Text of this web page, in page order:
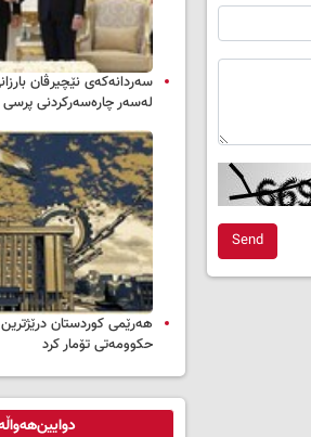
Send
سه‌ردانه‌کەی نێچیرڤان
له‌سه‌ر چاره‌سه‌ركردنی
هەرێمی کوردستان
حکوومەتی تۆمار کرد